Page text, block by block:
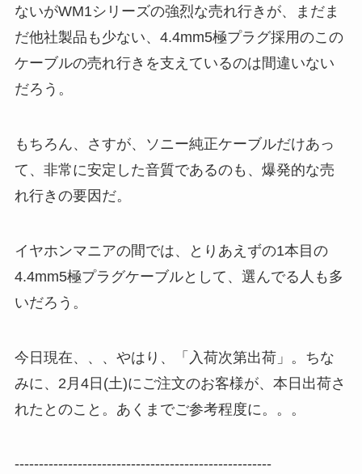
ないがWM1シリーズの強烈な売れ行きが、まだま
だ他社製品も少ない、4.4mm5極プラグ採用のこの
ケーブルの売れ行きを支えているのは間違いない
だろう。
もちろん、さすが、ソニー純正ケーブルだけあっ
て、非常に安定した音質であるのも、爆発的な売
れ行きの要因だ。
イヤホンマニアの間では、とりあえずの1本目の
4.4mm5極プラグケーブルとして、選んでる人も多
いだろう。
今日現在、、、やはり、「入荷次第出荷」。ちな
みに、2月4日(土)にご注文のお客様が、本日出荷さ
れたとのこと。あくまでご参考程度に。。。
-----------------------------------------------------